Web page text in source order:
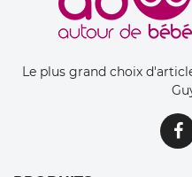
Le plus grand choix